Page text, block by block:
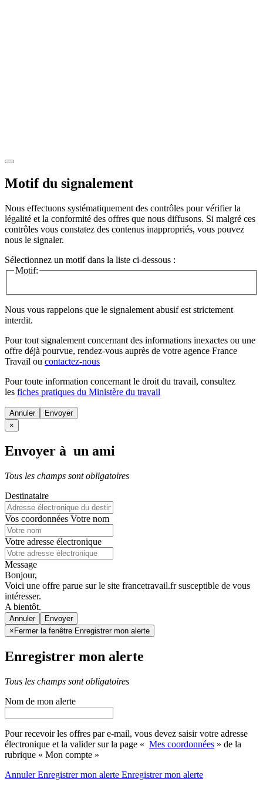
Motif du signalement
Nous effectuons systématiquement des contrôles pour vérifier la
légalité et la conformité des offres que nous diffusons. Si malgré ces
contrôles vous constatez des contenus inappropriés, vous pouvez
nous le signaler.
Sélectionnez un motif dans la liste ci-dessous :
Motif:
Nous vous rappelons que le signalement abusif est strictement
interdit.
Pour tout signalement concernant des informations inexactes ou une
offre déjà pourvue, rendez-vous auprès de votre agence France
Travail ou contactez-nous
Pour toute information concernant le droit du travail, consultez
les fiches pratiques du Ministère du travail
Annuler
×
Envoyer à un ami
Tous les champs sont obligatoires
Destinataire
Vos coordonnées Votre nom
Votre adresse électronique
Message
Bonjour,
Voici une offre parue sur le site francetravail.fr susceptible de vous
intéresser.
A bientôt.
Annuler
× Fermer la fenêtre Enregistrer mon alerte
Enregistrer mon alerte
Tous les champs sont obligatoires
Nom de mon alerte
Pour recevoir les offres par e-mail, vous devez saisir votre adresse
électronique et la valider sur la page « Mes coordonnées » de la
rubrique « Mon compte »
AnnulerEnregistrer mon alerte Enregistrermon alerte